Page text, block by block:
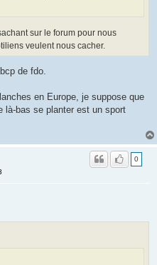
sur le forum pour nous
veulent nous cacher.
de fdo.
en Europe, je suppose que
là-bas se planter est un sport
0